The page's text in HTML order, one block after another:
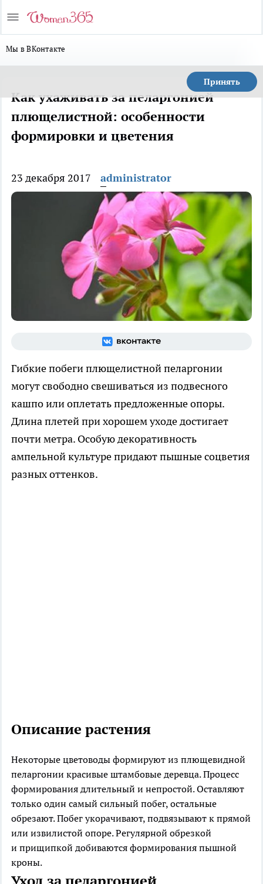
Мы в ВКонтакте
Принять
Как ухаживать за пеларгонией
плющелистной: особенности
формировки и цветения
23 декабря 2017 administrator
Гибкие побеги плющелистной пеларгонии
могут свободно свешиваться из подвесного
кашпо или оплетать предложенные опоры.
Длина плетей при хорошем уходе достигает
почти метра. Особую декоративность
ампельной культуре придают пышные соцветия
разных оттенков.
Описание растения
Некоторые цветоводы формируют из плющевидной
пеларгонии красивые штамбовые деревца. Процесс
формирования длительный и непростой. Оставляют
только один самый сильный побег, остальные
обрезают. Побег укорачивают, подвязывают к прямой
или извилистой опоре. Регулярной обрезкой
и прищипкой добиваются формирования пышной
кроны.